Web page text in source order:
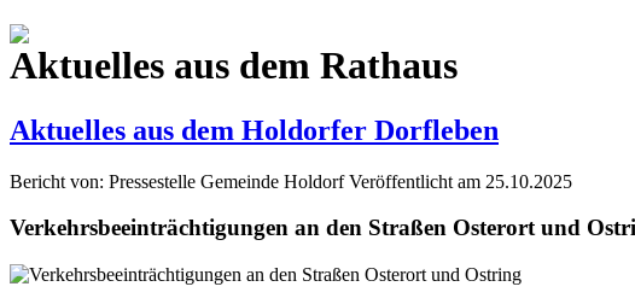
Aktuelles aus dem Rathaus
Aktuelles aus dem Holdorfer Dorfleben
Bericht von: Pressestelle Gemeinde Holdorf Veröffentlicht am 25.10.2025
Verkehrsbeeinträchtigungen an den Straßen Osterort und